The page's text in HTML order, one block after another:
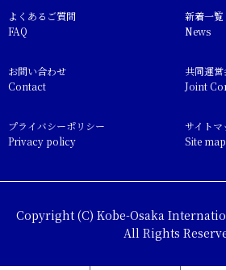
よくあるご質問
FAQ
新着一覧
News
お問い合わせ
Contact
共同運
Joint
プライバシーポリシー
Privacy policy
サイトマ
Site map
Copyright (C) Kobe-Osaka
All Rights